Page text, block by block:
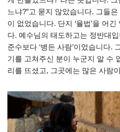
느냐?”고 묻지 않았습니다. 그들
이 없었습니다. 단지 ‘율법’을 어
다. 예수님의 태도하고는 정반대
준수보다 ‘병든 사람’이었습니다.
기를 고쳐주신 분이 누군지 알 수
리를 뜨셨고, 그곳에는 많은 사람